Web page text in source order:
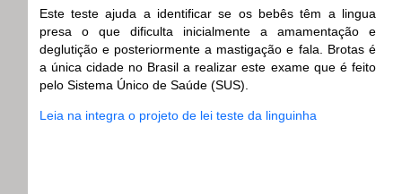
Este teste ajuda a identificar se os bebês têm a lingua
presa o que dificulta inicialmente a amamentação e
deglutição e posteriormente a mastigação e fala. Brotas é
a única cidade no Brasil a realizar este exame que é feito
pelo Sistema Único de Saúde (SUS).
Leia na integra o projeto de lei teste da linguinha